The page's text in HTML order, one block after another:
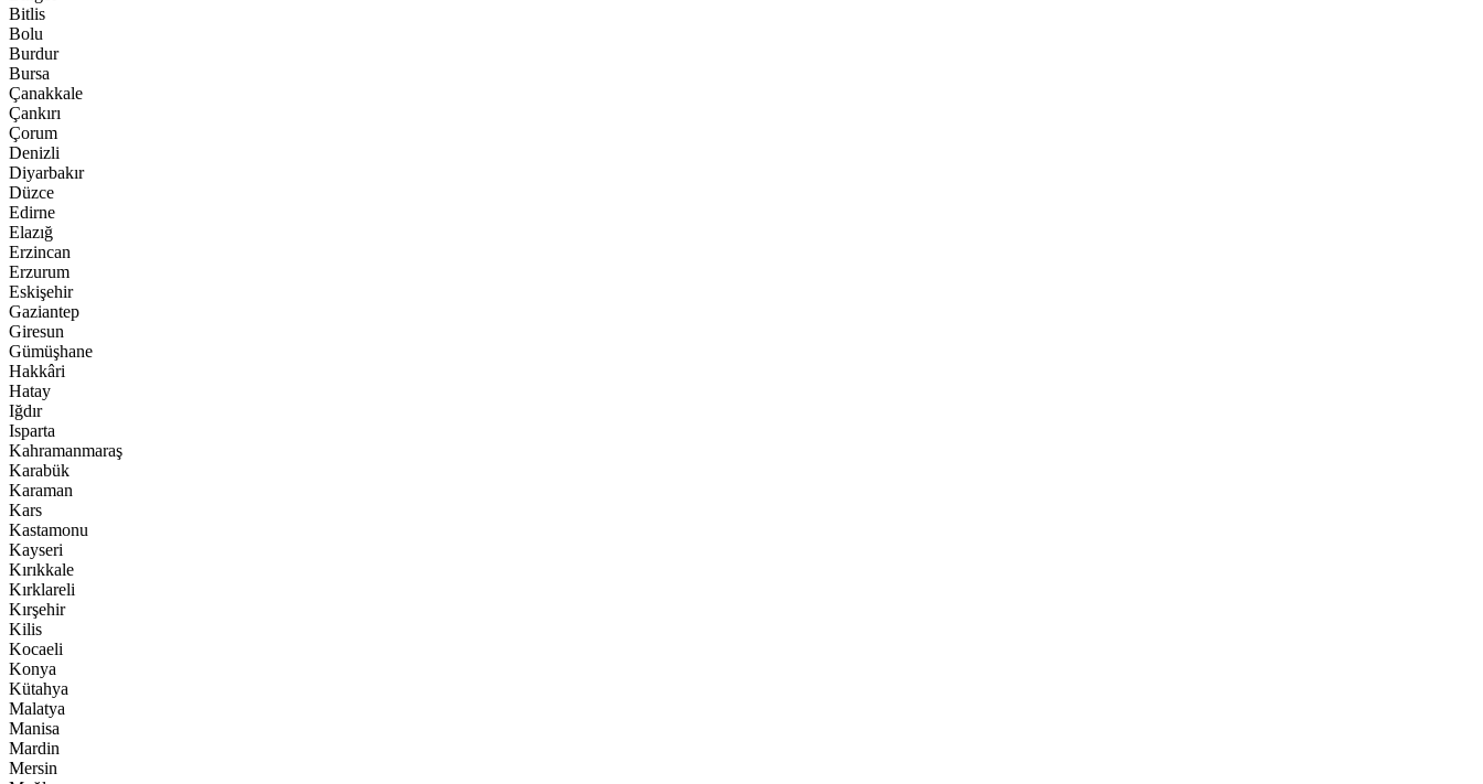
Bitlis
Bolu
Burdur
Bursa
Çanakkale
Çankırı
Çorum
Denizli
Diyarbakır
Düzce
Edirne
Elazığ
Erzincan
Erzurum
Eskişehir
Gaziantep
Giresun
Gümüşhane
Hakkâri
Hatay
Iğdır
Isparta
Kahramanmaraş
Karabük
Karaman
Kars
Kastamonu
Kayseri
Kırıkkale
Kırklareli
Kırşehir
Kilis
Kocaeli
Konya
Kütahya
Malatya
Manisa
Mardin
Mersin